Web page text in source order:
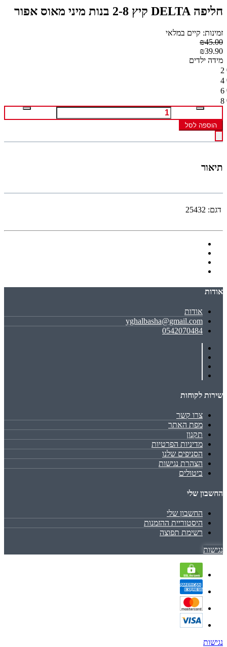
חליפה DELTA קיץ 2-8 בנות מיני מאוס אפור
זמינות: קיים במלאי
₪45.00
₪39.90
מידה ילדים
2
4
6
8
הוספה לסל
תיאור
דגם: 25432
אודות
אודות
yghalbasha@gmail.com
0542070484
שירות לקוחות
צרו קשר
מפת האתר
תקנון
מדיניות הפרטיות
הסניפים שלנו
הצהרת נגישות
ביטולים
החשבון שלי
החשבון שלי
היסטוריית ההזמנות
רשימת תפוצה
נגישות
נגישות